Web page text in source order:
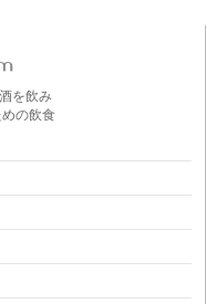
を飲み
の飲食